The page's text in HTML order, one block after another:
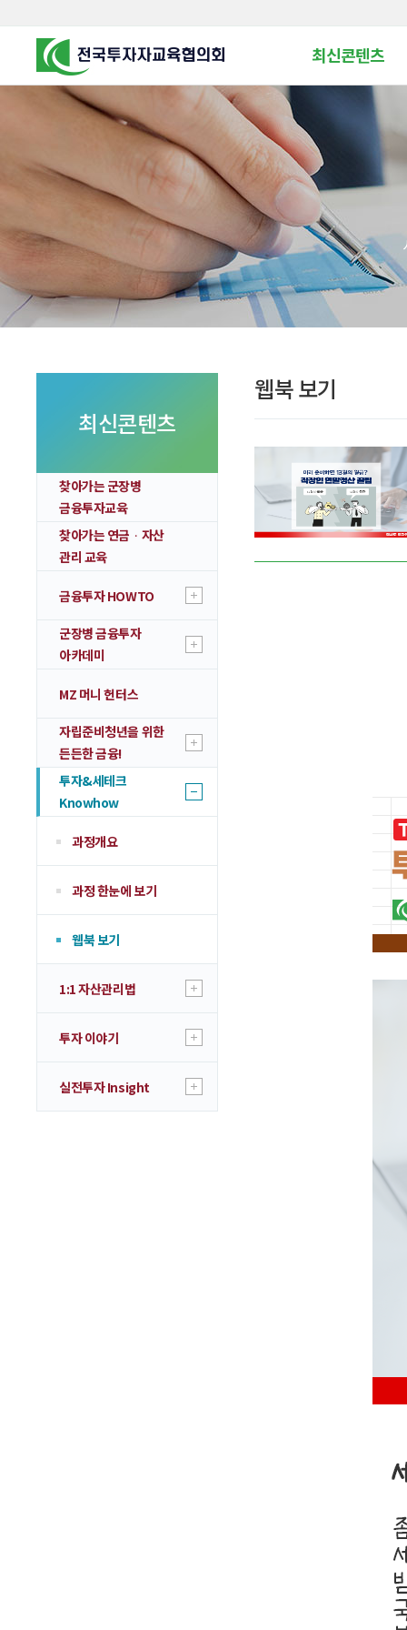
알고 투자하면
꿈이 커집니다
KOREA COUNCIL FOR
INVESTOR EDUCATION
최신콘텐츠
찾아가는 군장병 금
찾아가는 연금ᆞ자
금융투자 HOWTO
군장병 금융투자 아
MZ 머니 헌터스
자립준비청년을 위한
1:1 자산관리법
실전투자 Insight
최신콘텐츠
찾아가는 군장병
금융투자교육
찾아가는 연금ᆞ자산
관리 교육
금융투자 HOWTO
군장병 금융투자
아카데미
MZ 머니 헌터스
자립준비청년을 위한
든든한 금융!
투자&세테크
Knowhow
과정개요
과정 한눈에 보기
웹북 보기
1:1 자산관리법
투자 이야기
실전투자 Insight
웹북 보기